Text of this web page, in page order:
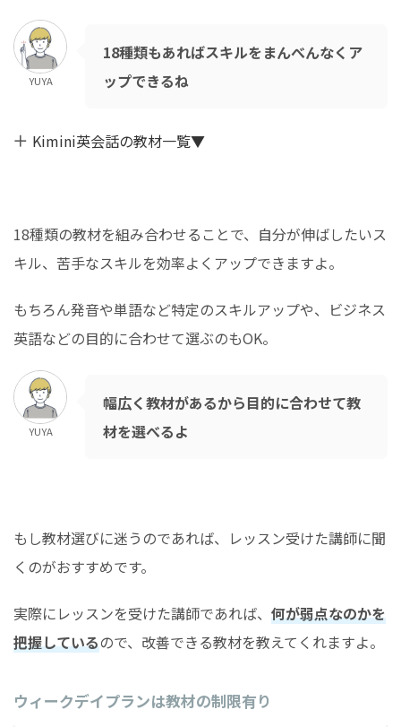
YUYA
18種類もあればスキルをまんべんなくア
ップできるね
Kimini英会話の教材一覧▼
18種類の教材を組み合わせることで、自分が伸ばしたいス
キル、苦手なスキルを効率よくアップできますよ。
もちろん発音や単語など特定のスキルアップや、ビジネス
英語などの目的に合わせて選ぶのもOK。
YUYA
幅広く教材があるから目的に合わせて教
材を選べるよ
もし教材選びに迷うのであれば、レッスン受けた講師に聞
くのがおすすめです。
実際にレッスンを受けた講師であれば、 何が弱点なのかを
把握しているので、改善できる教材を教えてくれますよ。
ウィークデイプランは教材の制限有り